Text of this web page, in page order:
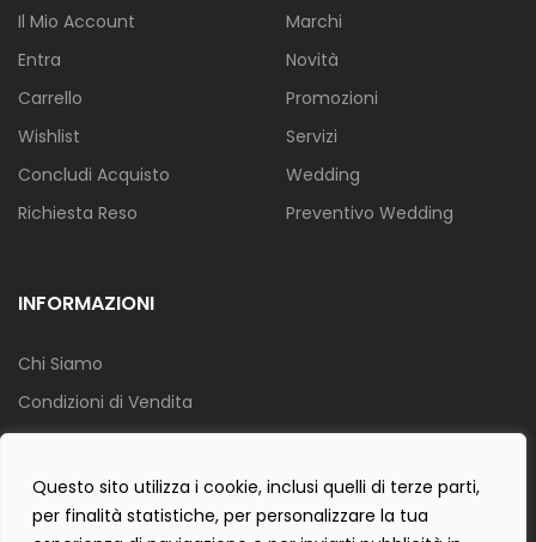
Questo sito utilizza i cookie, inclusi quelli di terze parti,
per finalità statistiche, per personalizzare la tua
Il Mio Account
Entra
Carrello
Wishlist
Concludi Acquisto
Richiesta Reso
Marchi
Novità
Promozioni
Servizi
Wedding
Preventivo Wedding
INFORMAZIONI
Chi Siamo
Condizioni di Vendita
Info Spedizione
Privacy Policy
Cookie Policy